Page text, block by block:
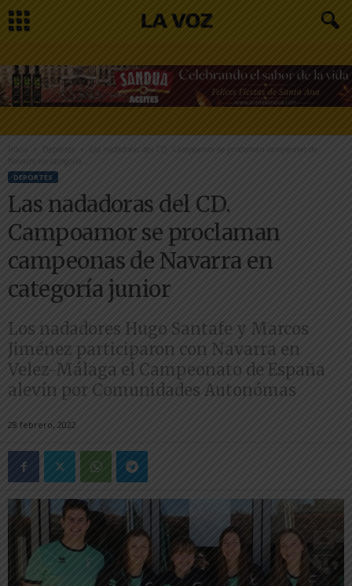
Inicio
Las nadadoras del CD. Campoamor se proclaman campeonas de
Navarra en categoría...
DEPORTES
Las nadadoras del CD.
Campoamor se proclaman
campeonas de Navarra en
categoría junior
Los nadadores Hugo Santafe y Marcos
Jiménez participaron con Navarra en
Velez-Málaga el Campeonato de España
alevín por Comunidades Autonómas
28 febrero, 2022